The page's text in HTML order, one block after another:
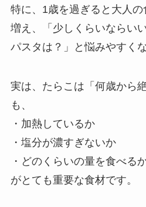
特に、1歳を過ぎると大人
増え、「少しくらいならい
パスタは？」と悩みやすく
実は、たらこは「何歳から
も、
・加熱しているか
・塩分が濃すぎないか
・どのくらいの量を食べる
がとても重要な食材です。